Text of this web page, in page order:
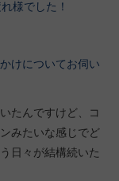
様でした！
けについてお伺い
たんですけど、コ
みたいな感じでど
日々が結構続いた